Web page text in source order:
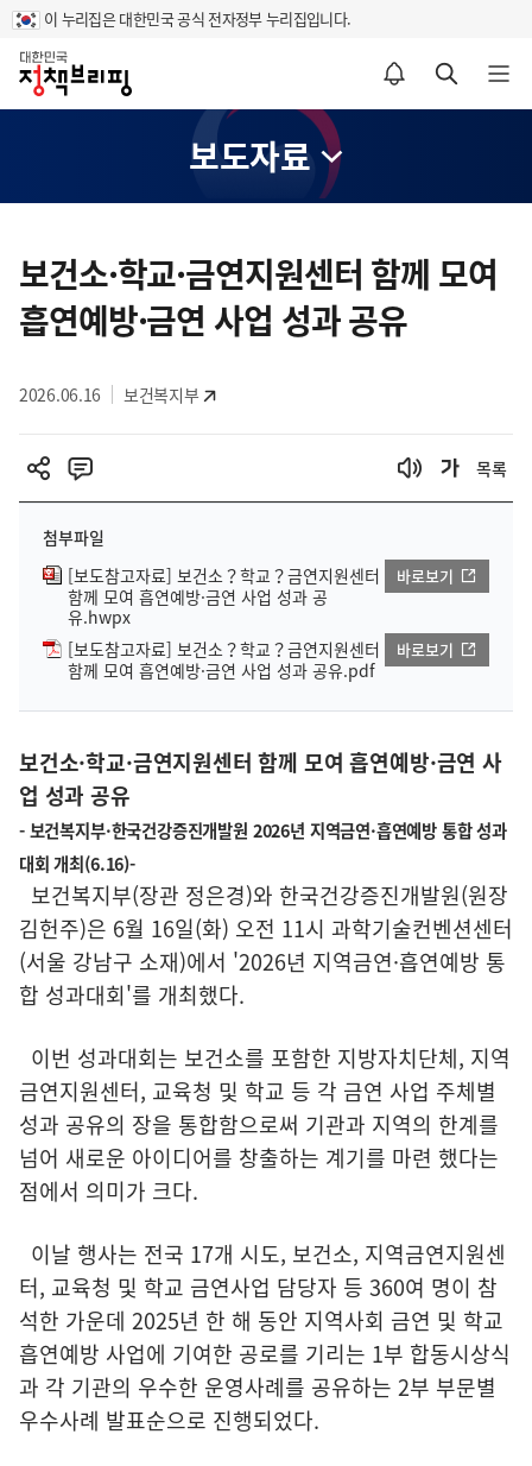
이 누리집은 대한민국 공식 전자정부 누리집입니다.
홈
알림설정 바로가기 검색 바로가기 메뉴 열기
보도자료
텐
츠
영
보건소·학교·금연지원센터 함께 모여
흡연예방·금연 사업 성과 공유
2026.06.16 보건복지부
목록
첨부파일
[보도참고자료] 보건소？학교？금연지원센터
함께 모여 흡연예방·금연 사업 성과 공
유.hwpx
바로보기
[보도참고자료] 보건소？학교？금연지원센터
함께 모여 흡연예방·금연 사업 성과 공유.pdf
바로보기
보건소·학교·금연지원센터 함께 모여 흡연예방·금연 사
업 성과 공유
- 보건복지부·한국건강증진개발원 2026년 지역금연·흡연예방 통합 성과
대회 개최(6.16)-
보건복지부(장관 정은경)와 한국건강증진개발원(원장
김헌주)은 6월 16일(화) 오전 11시 과학기술컨벤션센터
(서울 강남구 소재)에서 '2026년 지역금연·흡연예방 통
합 성과대회'를 개최했다.
이번 성과대회는 보건소를 포함한 지방자치단체, 지역
금연지원센터, 교육청 및 학교 등 각 금연 사업 주체별
성과 공유의 장을 통합함으로써 기관과 지역의 한계를
넘어 새로운 아이디어를 창출하는 계기를 마련 했다는
점에서 의미가 크다.
이날 행사는 전국 17개 시도, 보건소, 지역금연지원센
터, 교육청 및 학교 금연사업 담당자 등 360여 명이 참
석한 가운데 2025년 한 해 동안 지역사회 금연 및 학교
흡연예방 사업에 기여한 공로를 기리는 1부 합동시상식
과 각 기관의 우수한 운영사례를 공유하는 2부 부문별
우수사례 발표순으로 진행되었다.